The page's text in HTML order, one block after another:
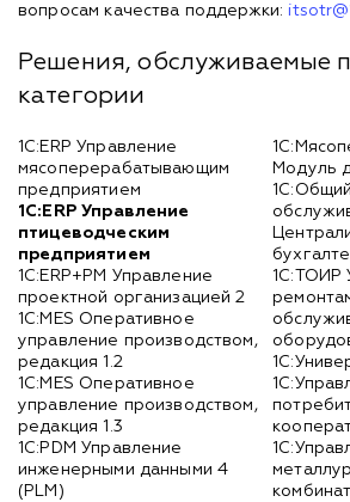
вопросам качества поддержки:
Решения, обслуживаемые
категории
1С:ERP Управление
мясоперерабатывающим
предприятием
1С:ERP Управление
птицеводческим
предприятием
1С:ERP+PM Управление
проектной организацией 2
1С:MES Оперативное
управление производством,
редакция 1.2
1С:MES Оперативное
управление производством,
редакция 1.3
1С:PDM Управление
инженерными данными 4
(PLM)
Модуль
1С:ТОИР